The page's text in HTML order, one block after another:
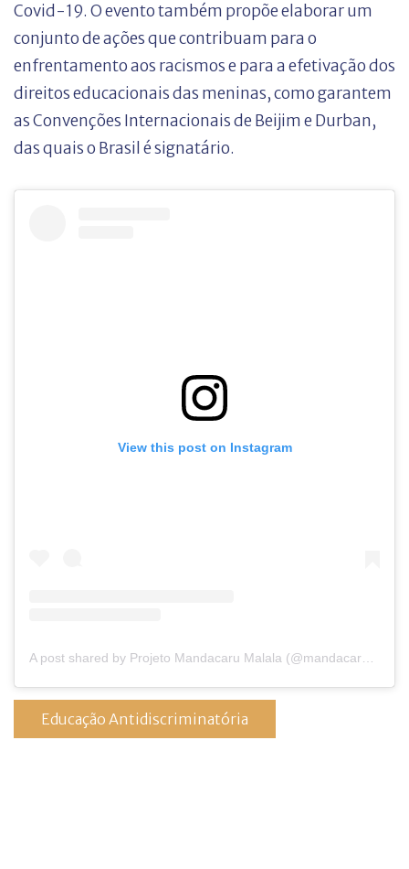
Covid-19. O evento também propõe elaborar um
conjunto de ações que contribuam para o
enfrentamento aos racismos e para a efetivação dos
direitos educacionais das meninas, como garantem
as Convenções Internacionais de Beijim e Durban,
das quais o Brasil é signatário.
View this post on Instagram
Educação Antidiscriminatória